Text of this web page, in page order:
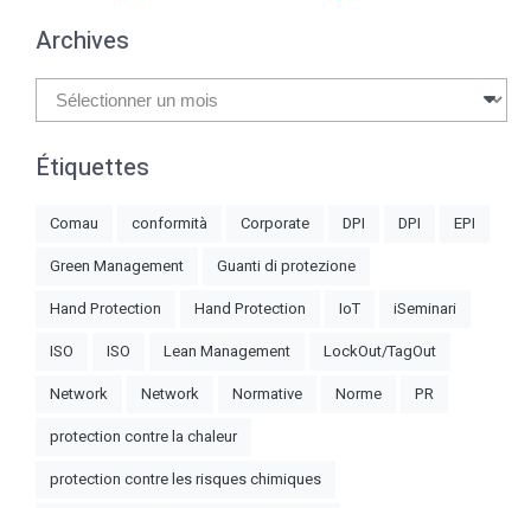
Archives
Archives
Étiquettes
Comau conformità Corporate DPI DPI
EPI
Green Management
Guanti di protezione
Hand Protection
Hand Protection IoT
iSeminari
ISO
ISO Lean Management
LockOut/TagOut
Network
Network Normative Norme
PR
protection contre la chaleur
protection contre les risques chimiques